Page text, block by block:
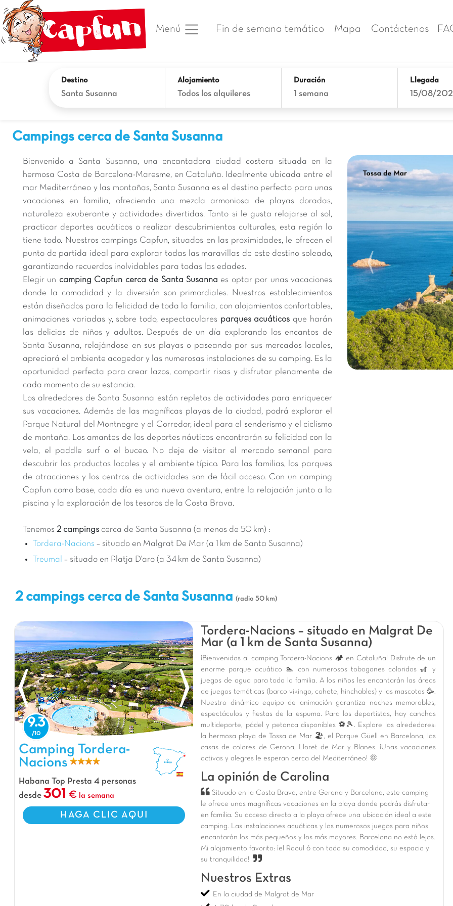
Menú Fin de semana temático Mapa Contáctenos
Destino
Santa Susanna
Alojamiento
Todos los alquileres
Duración
1 semana
Llegada
15/08/
Campings cerca de Santa Susanna
Bienvenido a Santa Susanna, una encantadora ciudad costera situada en la
hermosa Costa de Barcelona-Maresme, en Cataluña. Idealmente ubicada entre el
mar Mediterráneo y las montañas, Santa Susanna es el destino perfecto para unas
vacaciones en familia, ofreciendo una mezcla armoniosa de playas doradas,
naturaleza exuberante y actividades divertidas. Tanto si le gusta relajarse al sol,
practicar deportes acuáticos o realizar descubrimientos culturales, esta región lo
tiene todo. Nuestros campings Capfun, situados en las proximidades, le ofrecen el
punto de partida ideal para explorar todas las maravillas de este destino soleado,
garantizando recuerdos inolvidables para todas las edades.
Elegir un camping Capfun cerca de Santa Susanna es optar por unas vacaciones
donde la comodidad y la diversión son primordiales. Nuestros establecimientos
están diseñados para la felicidad de toda la familia, con alojamientos confortables,
animaciones variadas y, sobre todo, espectaculares parques acuáticos que harán
las delicias de niños y adultos. Después de un día explorando los encantos de
Santa Susanna, relajándose en sus playas o paseando por sus mercados locales,
apreciará el ambiente acogedor y las numerosas instalaciones de su camping. Es la
oportunidad perfecta para crear lazos, compartir risas y disfrutar plenamente de
cada momento de su estancia.
Los alrededores de Santa Susanna están repletos de actividades para enriquecer
sus vacaciones. Además de las magníficas playas de la ciudad, podrá explorar el
Parque Natural del Montnegre y el Corredor, ideal para el senderismo y el ciclismo
de montaña. Los amantes de los deportes náuticos encontrarán su felicidad con la
vela, el paddle surf o el buceo. No deje de visitar el mercado semanal para
descubrir los productos locales y el ambiente típico. Para las familias, los parques
de atracciones y los centros de actividades son de fácil acceso. Con un camping
Capfun como base, cada día es una nueva aventura, entre la relajación junto a la
piscina y la exploración de los tesoros de la Costa Brava.
Tenemos 2 campings cerca de Santa Susanna (a menos de 50 km) :
Tordera-Nacions – situado en Malgrat De Mar (a 1 km de Santa Susanna)
Treumal – situado en Platja D'aro (a 34 km de Santa Susanna)
2 campings cerca de Santa Susanna (radio 50 km)
Camping Tordera-Nacions, Camping Cataluña
9.3
Camping Tordera-
Nacions
Habana Top Presta 4 personas
desde 301 la semana
HAGA CLIC AQUI
Tordera-Nacions – situado en Malgrat De
Mar (a 1 km de Santa Susanna)
¡Bienvenidos al camping Tordera-Nacions 🏕️ en Cataluña! Disfrute de un
enorme parque acuático 🏊 con numerosos toboganes coloridos 🎢 y
juegos de agua para toda la familia. A los niños les encantarán las áreas
de juegos temáticas (barco vikingo, cohete, hinchables) y las mascotas 🥳.
Nuestro dinámico equipo de animación garantiza noches memorables,
espectáculos y fiestas de la espuma. Para los deportistas, hay canchas
multideporte, pádel y petanca disponibles ⚽🎾. Explore los alrededores:
la hermosa playa de Tossa de Mar 🏖️, el Parque Güell en Barcelona, las
casas de colores de Gerona, Lloret de Mar y Blanes. ¡Unas vacaciones
activas y alegres le esperan cerca del Mediterráneo! 🌞
La opinión de Carolina
Situado en la Costa Brava, entre Gerona y Barcelona, este camping
le ofrece unas magníficas vacaciones en la playa donde podrás disfrutar
en familia. Su acceso directo a la playa ofrece una ubicación ideal a este
camping. Las instalaciones acuáticas y los numerosos juegos para niños
encantarán los más pequeños y los más mayores. Barcelona no está lejos.
Mi alojamiento favorito: ¡el Raoul 6 con toda su comodidad, su espacio y
su tranquilidad!
Nuestros Extras
En la ciudad de Malgrat de Mar